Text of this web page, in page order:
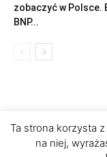
zobaczyć w Polsce.
BNP...
Ta strona korzysta
na niej,